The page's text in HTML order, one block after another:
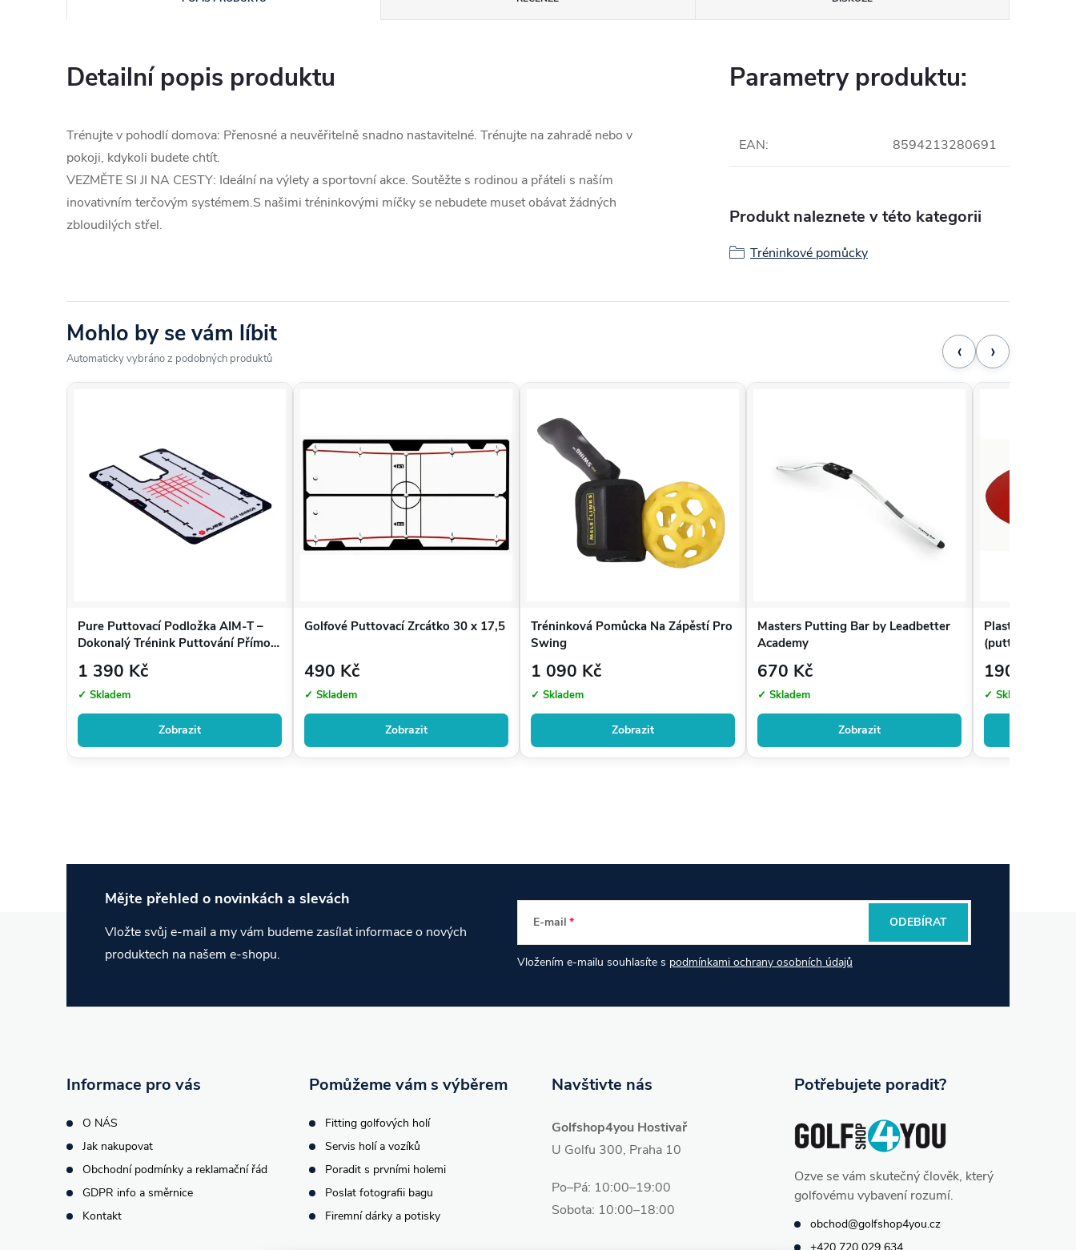
Detailní popis produktu
Trénujte v pohodlí domova: Přenosné a neuvěřitelně snadno nastavitelné. Trénujte na zahradě nebo v
pokoji, kdykoli budete chtít.
VEZMĚTE SI JI NA CESTY: Ideální na výlety a sportovní akce. Soutěžte s rodinou a přáteli s naším
inovativním terčovým systémem.S našimi tréninkovými míčky se nebudete muset obávat žádných
zbloudilých střel.
Parametry produktu:
EAN: 8594213280691
Produkt naleznete v této kategorii
Tréninkové pomůcky
Mohlo by se vám líbit
Automaticky vybráno z podobných produktů ‹ ›
Pure Puttovací Podložka AIM-T –
Dokonalý Trénink Puttování Přímo u
1 390 Kč
✓ Skladem
Zobrazit
Golfové Puttovací Zrcátko 30 x 17,5
490 Kč
✓ Skladem
Zobrazit
Tréninková Pomůcka Na Zápěstí Pro
Swing
1 090 Kč
✓ Skladem
Zobrazit
Masters Putting Bar by Leadbetter
Academy
670 Kč
✓ Skladem
Zobrazit
Plastová
(putting ring)
190 Kč
✓ Skladem
Mějte přehled o novinkách a slevách
Vložte svůj e-mail a my vám budeme zasílat informace o nových
produktech na našem e-shopu.
E-mail
Vložením e-mailu souhlasíte s podmínkami ochrany osobních údajů
ODEBÍRAT
Informace pro vás
O NÁS
Jak nakupovat
Obchodní podmínky a reklamační řád
GDPR info a směrnice
Kontakt
Navštivte nás
Golfshop4you Hostivař
U Golfu 300, Praha 10
Po–Pá: 10:00–19:00
Sobota: 10:00–18:00
Pomůžeme vám s výběrem
Fitting golfových holí
Servis holí a vozíků
Poradit s prvními holemi
Poslat fotografii bagu
Firemní dárky a potisky
Potřebujete poradit?
Ozve se vám skutečný člověk, který
golfovému vybavení rozumí.
obchod@golfshop4you.cz